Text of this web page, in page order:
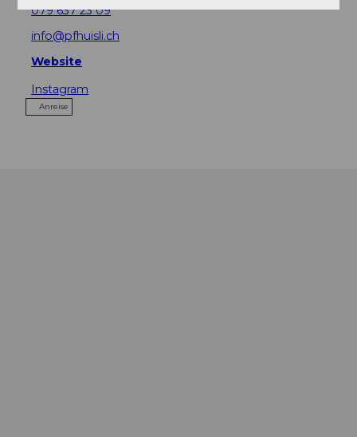
079 637 23 09
info@pfhuisli.ch
Website
Instagram
Anreise